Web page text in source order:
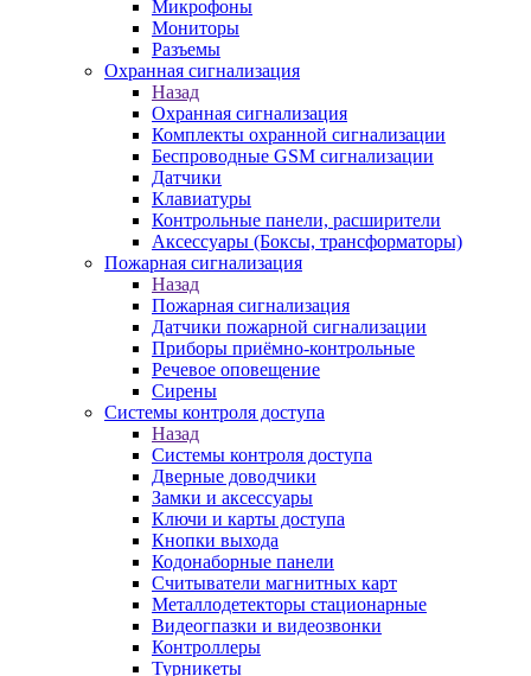
Микрофоны
Мониторы
Разъемы
Охранная сигнализация
Назад
Охранная сигнализация
Комплекты охранной сигнализации
Беспроводные GSM сигнализации
Датчики
Клавиатуры
Контрольные панели, расширители
Аксессуары (Боксы, трансформаторы)
Пожарная сигнализация
Назад
Пожарная сигнализация
Датчики пожарной сигнализации
Приборы приёмно-контрольные
Речевое оповещение
Сирены
Системы контроля доступа
Назад
Системы контроля доступа
Дверные доводчики
Замки и аксессуары
Ключи и карты доступа
Кнопки выхода
Кодонаборные панели
Считыватели магнитных карт
Металлодетекторы стационарные
Видеогпазки и видеозвонки
Контроллеры
Турникеты